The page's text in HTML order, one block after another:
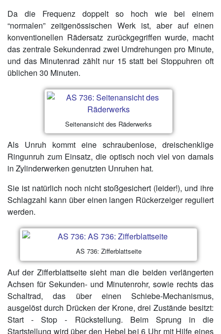
Da die Frequenz doppelt so hoch wie bei einem
“normalen” zeitgenössischen Werk ist, aber auf einen
konventionellen Rädersatz zurückgegriffen wurde, macht
das zentrale Sekundenrad zwei Umdrehungen pro Minute,
und das Minutenrad zählt nur 15 statt bei Stoppuhren oft
üblichen 30 Minuten.
Seitenansicht des Räderwerks
Als Unruh kommt eine schraubenlose, dreischenklige
Ringunruh zum Einsatz, die optisch noch viel von damals
in Zylinderwerken genutzten Unruhen hat.
Sie ist natürlich noch nicht stoßgesichert (leider!), und ihre
Schlagzahl kann über einen langen Rückerzeiger reguliert
werden.
AS 736: Zifferblattseite
Auf der Zifferblattseite sieht man die beiden verlängerten
Achsen für Sekunden- und Minutenrohr, sowie rechts das
Schaltrad, das über einen Schiebe-Mechanismus,
ausgelöst durch Drücken der Krone, drei Zustände besitzt:
Start - Stop - Rückstellung. Beim Sprung in die
Startstellung wird über den Hebel bei 6 Uhr mit Hilfe eines